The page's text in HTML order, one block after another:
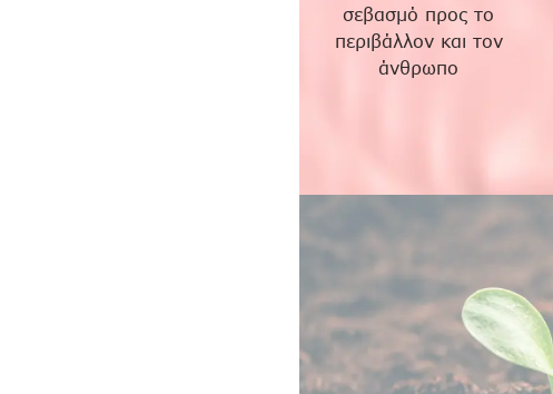
σεβασμό προς το
περιβάλλον και τον
άνθρωπο